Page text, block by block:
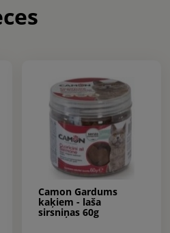
Camon Gardums
kaķiem - laša
sirsniņas 60g